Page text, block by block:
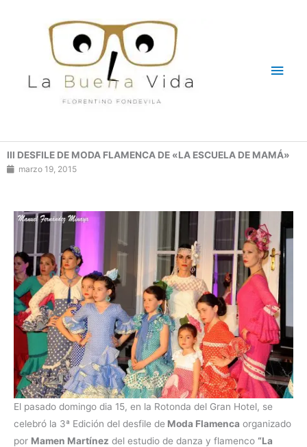
III DESFILE DE MODA FLAMENCA DE «LA ESCUELA DE MAMÁ»
marzo 19, 2015
El pasado domingo dia 15, en la Rotonda del Gran Hotel, se
celebró la 3ª Edición del desfile de Moda Flamenca organizado
por Mamen Martínez del estudio de danza y flamenco “La